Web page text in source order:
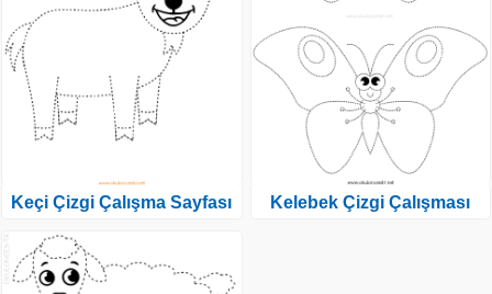
Keçi Çizgi Çalışma Sayfası Kelebek Çizgi Çalışması